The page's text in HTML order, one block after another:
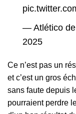
— Atlético de
2025
Ce n’est pas un
et c’est un gros
sans faute depuis
pourraient perdre